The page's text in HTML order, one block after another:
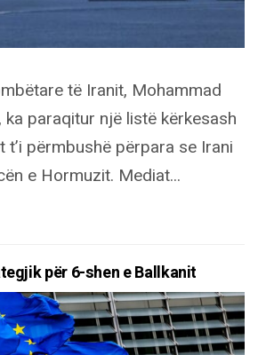
të Iranit, Mohammad
paraqitur një listë kërkesash
t’i përmbushë përpara se Irani
e Hormuzit. Mediat...
për 6-shen e Ballkanit